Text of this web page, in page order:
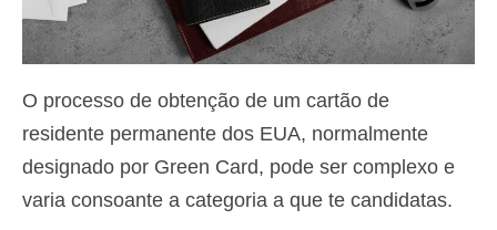
English (Inglês)
Suomi( Finlandês
Français(Francês)
Alemão
O processo de obtenção de um cartão de
residente permanente dos EUA, normalmente
designado por Green Card, pode ser complexo e
varia consoante a categoria a que te candidatas.